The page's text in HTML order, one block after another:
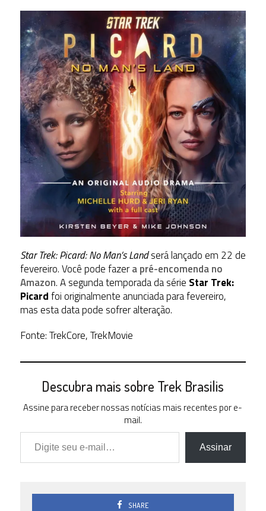
Star Trek: Picard: No Man’s Landserá lançado em 22 de
fevereiro. Você pode fazera pré-encomenda no
Amazon. A segunda temporada da série Star Trek:
Picardfoi originalmente anunciada para fevereiro,
mas esta data pode sofrer alteração.
Fonte: TrekCore, TrekMovie
Descubra mais sobre Trek Brasilis
Assine para receber nossas notícias mais recentes por e-
mail.
Digite seu e-mail…
Assinar
SHARE